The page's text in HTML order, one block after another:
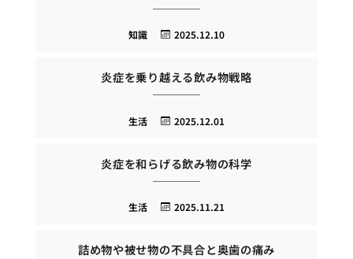
2025.12.10
知識
炎症を乗り越える飲み物戦略
2025.12.01
生活
炎症を和らげる飲み物の科学
2025.11.21
生活
詰め物や被せ物の不具合と奥歯の痛み